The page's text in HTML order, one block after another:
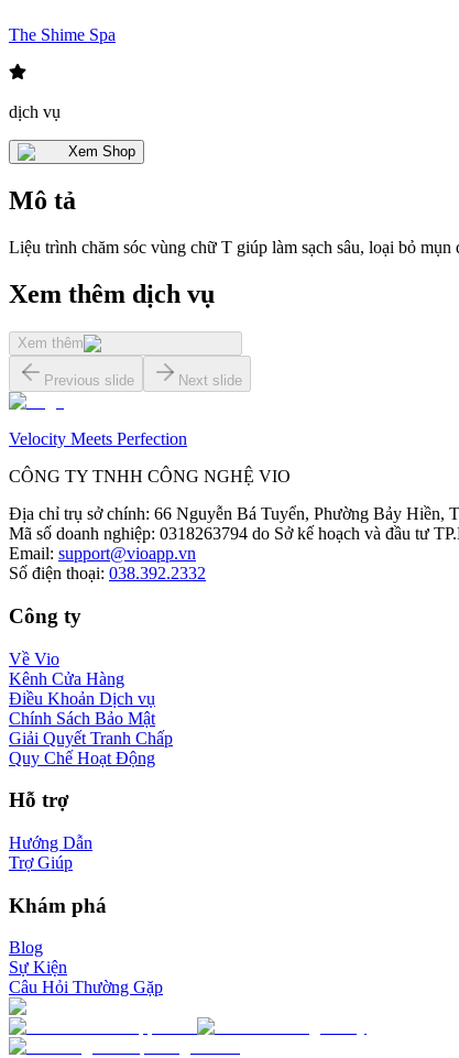
The Shime Spa
dịch vụ
Xem Shop
Mô tả
Liệu trình chăm sóc vùng chữ T giúp làm sạch sâu, loại bỏ
Xem thêm dịch vụ
Xem thêm
Previous slide Next slide
Velocity Meets Perfection
CÔNG TY TNHH CÔNG NGHỆ VIO
Địa chỉ trụ sở chính: 66 Nguyễn Bá Tuyển, Phường Bảy Hiền,
Mã số doanh nghiệp: 0318263794 do Sở kế hoạch và đầu tư
Email: support@vioapp.vn
Số điện thoại: 038.392.2332
Công ty
Về Vio
Kênh Cửa Hàng
Điều Khoản Dịch vụ
Chính Sách Bảo Mật
Giải Quyết Tranh Chấp
Quy Chế Hoạt Động
Hỗ trợ
Hướng Dẫn
Trợ Giúp
Khám phá
Blog
Sự Kiện
Câu Hỏi Thường Gặp